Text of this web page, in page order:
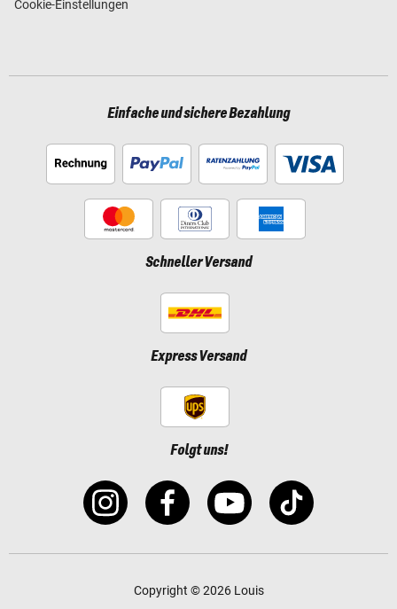
Cookie-Einstellungen
Einfache und sichere Bezahlung
Schneller Versand
Express Versand
Folgt uns!
Copyright © 2026 Louis